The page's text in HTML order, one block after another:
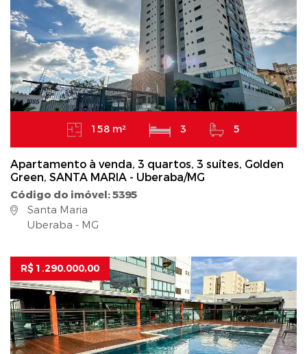
158 m² 3 5
Apartamento à venda, 3 quartos, 3 suítes, Golden
Green, SANTA MARIA - Uberaba/MG
Código do imóvel: 5395
Santa Maria
Uberaba - MG
R$ 1.290.000,00